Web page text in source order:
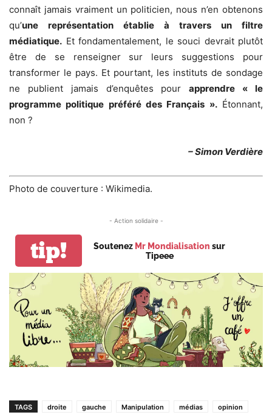
connaît jamais vraiment un politicien, nous n’en obtenons
qu’une représentation établie à travers un filtre
médiatique. Et fondamentalement, le souci devrait plutôt
être de se renseigner sur leurs suggestions pour
transformer le pays. Et pourtant, les instituts de sondage
ne publient jamais d’enquêtes pourapprendre « le
programme politique préféré des Français ».Étonnant,
non ?
– Simon Verdière
Photo de couverture : Wikimedia.
- Action solidaire -
tip! Soutenez Mr Mondialisation sur
Tipeee
TAGS droite gauche Manipulation médias
opinion